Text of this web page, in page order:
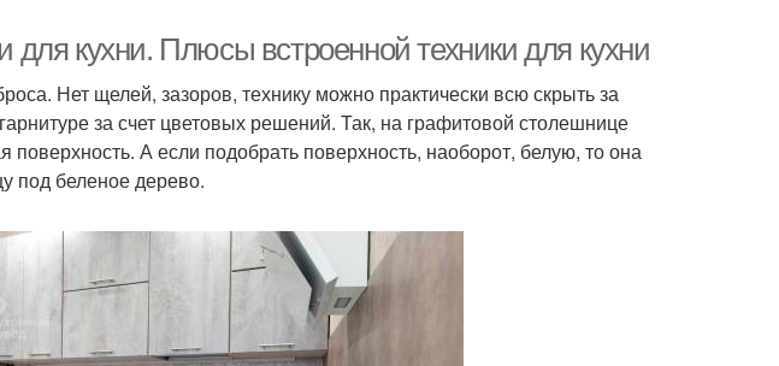
для кухни. Плюсы встроенной техники для кухни
Нет щелей, зазоров, технику можно практически всю скрыть за
за счет цветовых решений. Так, на графитовой столешнице
поверхность. А если подобрать поверхность, наоборот, белую, то она
под беленое дерево.